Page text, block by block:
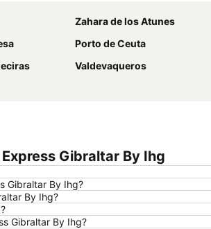
Zahara de los Atunes
Porto de Ceuta
Valdevaqueros
Gibraltar By Ihg
Gibraltar By Ihg?
By Ihg?
Gibraltar By Ihg?